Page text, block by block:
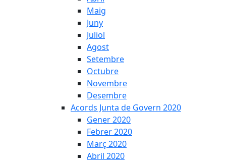
Maig
Juny
Juliol
Agost
Setembre
Octubre
Novembre
Desembre
Acords Junta de Govern 2020
Gener 2020
Febrer 2020
Març 2020
Abril 2020